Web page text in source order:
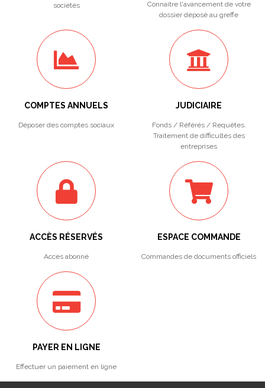
sociétés
Connaitre l'avancement de votre
dossier déposé au greffe
COMPTES ANNUELS
Déposer des comptes sociaux
JUDICIAIRE
Fonds / Référés / Requêtes.
Traitement de difficultés des
entreprises
ACCÈS RÉSERVÉS
Accès abonné
ESPACE COMMANDE
Commandes de documents officiels
PAYER EN LIGNE
Effectuer un paiement en ligne